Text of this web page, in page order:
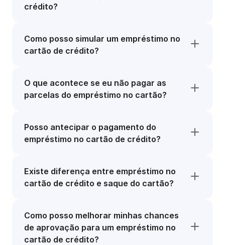
crédito?
Como posso simular um empréstimo no
cartão de crédito?
O que acontece se eu não pagar as
parcelas do empréstimo no cartão?
Posso antecipar o pagamento do
empréstimo no cartão de crédito?
Existe diferença entre empréstimo no
cartão de crédito e saque do cartão?
Como posso melhorar minhas chances
de aprovação para um empréstimo no
cartão de crédito?